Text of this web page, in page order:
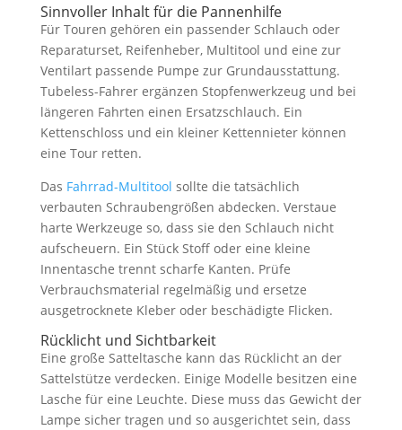
Sinnvoller Inhalt für die Pannenhilfe
Für Touren gehören ein passender Schlauch oder
Reparaturset, Reifenheber, Multitool und eine zur
Ventilart passende Pumpe zur Grundausstattung.
Tubeless-Fahrer ergänzen Stopfenwerkzeug und bei
längeren Fahrten einen Ersatzschlauch. Ein
Kettenschloss und ein kleiner Kettennieter können
eine Tour retten.
Das Fahrrad-Multitool sollte die tatsächlich
verbauten Schraubengrößen abdecken. Verstaue
harte Werkzeuge so, dass sie den Schlauch nicht
aufscheuern. Ein Stück Stoff oder eine kleine
Innentasche trennt scharfe Kanten. Prüfe
Verbrauchsmaterial regelmäßig und ersetze
ausgetrocknete Kleber oder beschädigte Flicken.
Rücklicht und Sichtbarkeit
Eine große Satteltasche kann das Rücklicht an der
Sattelstütze verdecken. Einige Modelle besitzen eine
Lasche für eine Leuchte. Diese muss das Gewicht der
Lampe sicher tragen und so ausgerichtet sein, dass